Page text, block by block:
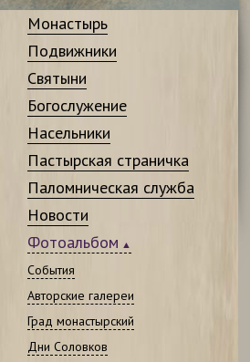
Монастырь
Подвижники
Святыни
Богослужение
Насельники
Пастырская страничка
Паломническая служба
Новости
Фотоальбом
События
Авторские галереи
Град монастырский
Дни Соловков